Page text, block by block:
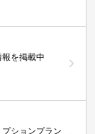
を掲載中
ションプラン